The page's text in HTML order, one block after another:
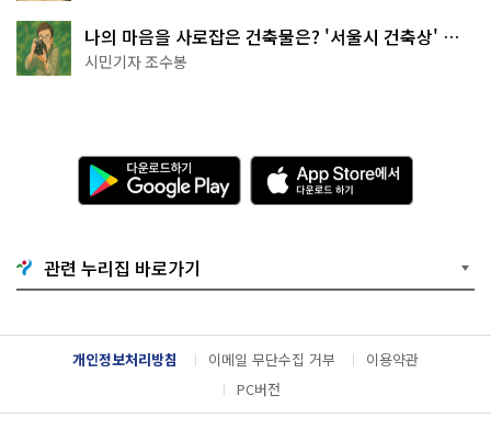
나의 마음을 사로잡은 건축물은? '서울시 건축상' 수
상작 공개!
시민기자 조수봉
다
운
로
기
G
o
g
l
e
l
A
p
p
e
서
다
운
드
관련 누리집 바로가기
개인정보처리방침 이메일 무단수집 거부
이용약관
PC버전